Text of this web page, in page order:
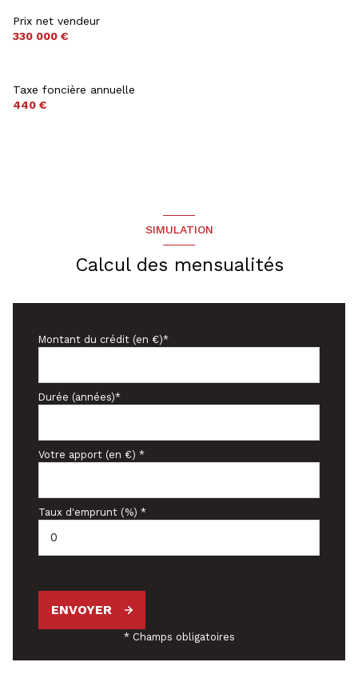
3 niveau(x)
Prix net vendeur
330 000 €
Taxe foncière annuelle
440 €
SIMULATION
Calcul des mensualités
Montant du crédit (en €)*
Durée (années)*
Votre apport (en €) *
Taux d'emprunt (%) *
ENVOYER
* Champs obligatoires